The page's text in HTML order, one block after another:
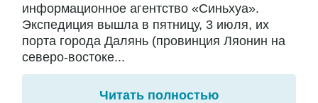
информационное агентство «Синьхуа».
Экспедиция вышла в пятницу, 3 июля, их
порта города Далянь (провинция Ляонин на
северо-востоке...
Читать полностью